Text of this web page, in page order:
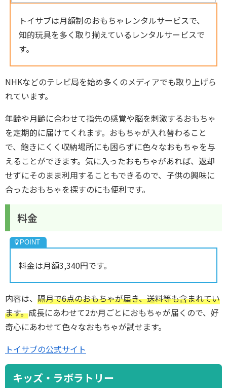
トイサブは月額制のおもちゃレンタルサービスで、
知的玩具を多く取り揃えているレンタルサービスで
す。
NHKなどのテレビ局を始め多くのメディアでも取り上げら
れています。
年齢や月齢に合わせて指先の感覚や脳を刺激するおもちゃ
を定期的に届けてくれます。おもちゃが入れ替わること
で、飽きにくく収納場所にも困らずに色々なおもちゃを与
えることができます。気に入ったおもちゃがあれば、返却
せずにそのまま利用することもできるので、子供の興味に
合ったおもちゃを探すのにも便利です。
料金
料金は月額3,340円です。
内容は、 隔月で6点のおもちゃが届き、送料等も含まれてい
ます。成長にあわせて2か月ごとにおもちゃが届くので、好
奇心にあわせて色々なおもちゃが試せます。
トイサブの公式サイト
キッズ・ラボラトリー